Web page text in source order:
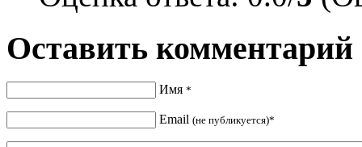
Оставить комментарий
Имя *
Email (не публикуется)*